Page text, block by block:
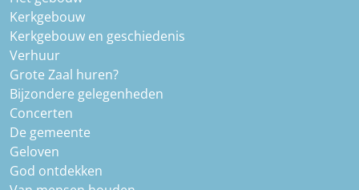
Kerkgebouw
Kerkgebouw en geschiedenis
Verhuur
Grote Zaal huren?
Bijzondere gelegenheden
Concerten
De gemeente
Geloven
God ontdekken